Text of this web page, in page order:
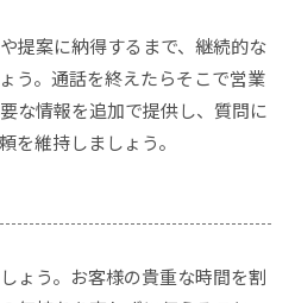
提案に納得するまで、継続的な
う。通話を終えたらそこで営業
な情報を追加で提供し、質問に
を維持しましょう。
ょう。お客様の貴重な時間を割